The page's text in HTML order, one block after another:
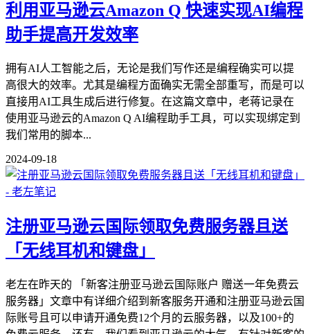
利用亚马逊云Amazon Q 快速实现AI编程
助手提高开发效率
拥有AI人工智能之后，无论是我们写作还是编程确实可以提
高很大的效率。尤其是编程方面确实无需全部重写，而是可以
直接用AI工具生成后进行修复。在这篇文章中，老蒋记录在
使用亚马逊云的Amazon Q AI编程助手工具，可以实现绑定到
我们常用的脚本...
2024-09-18
注册亚马逊云国际领取免费服务器且送
「无线耳机和键盘」
老左在昨天的 「新客注册亚马逊云国际账户 赠送一年免费云
服务器」文章中有详细介绍到新客服务开通和注册亚马逊云国
际账号且可以申请开通免费12个月的云服务器，以及100+的